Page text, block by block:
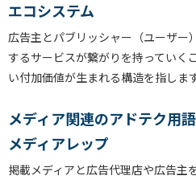
エコシステム
広告主とパブリッシャー（ユーザー
するサービスが繋がりを持っていく
い付加価値が生まれる構造を指します
メディア関連のアドテク用語
メディアレップ
掲載メディアと広告代理店や広告主